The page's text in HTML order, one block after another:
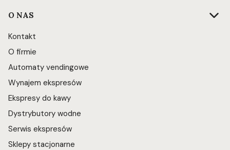
O NAS
Kontakt
O firmie
Automaty vendingowe
Wynajem ekspresów
Ekspresy do kawy
Dystrybutory wodne
Serwis ekspresów
Sklepy stacjonarne